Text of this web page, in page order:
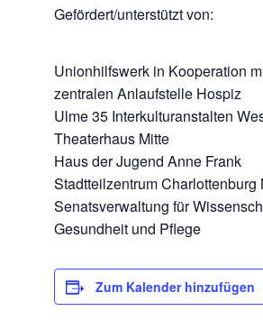
Gefördert/unterstützt von:
Unionhilfswerk in Kooperation
zentralen Anlaufstelle Hospiz
Ulme 35 Interkulturanstalten
Theaterhaus Mitte
Haus der Jugend Anne Frank
Stadtteilzentrum Charlottenburg
Senatsverwaltung für
Gesundheit und Pflege
Zum Kalender hinzufügen